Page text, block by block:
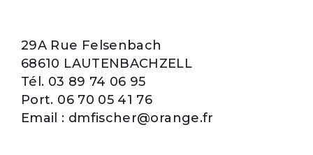
29A Rue Felsenbach
68610 LAUTENBACHZELL
Tél. 03 89 74 06 95
Port. 06 70 05 41 76
Email : dmfischer@orange.fr